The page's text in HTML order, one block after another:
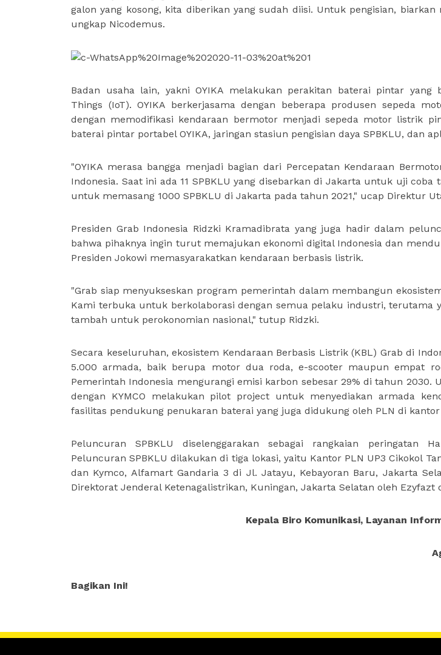
galon yang kosong, kita diberikan yang sudah diisi. Untuk pengisian, biarkan
ungkap Nicodemus.
Badan usaha lain, yakni OYIKA melakukan perakitan baterai pintar yang
Things (IoT). OYIKA berkerjasama dengan beberapa produsen sepeda
dengan memodifikasi kendaraan bermotor menjadi sepeda motor listrik
baterai pintar portabel OYIKA, jaringan stasiun pengisian daya SPBKLU, dan
"OYIKA merasa bangga menjadi bagian dari Percepatan Kendaraan
Indonesia. Saat ini ada 11 SPBKLU yang disebarkan di Jakarta untuk uji coba
untuk memasang 1000 SPBKLU di Jakarta pada tahun 2021," ucap Direktur
Presiden Grab Indonesia Ridzki Kramadibrata yang juga hadir dalam
bahwa pihaknya ingin turut memajukan ekonomi digital Indonesia dan
Presiden Jokowi memasyarakatkan kendaraan berbasis listrik.
"Grab siap menyukseskan program pemerintah dalam membangun
Kami terbuka untuk berkolaborasi dengan semua pelaku industri, terutama
tambah untuk perokonomian nasional," tutup Ridzki.
Secara keseluruhan, ekosistem Kendaraan Berbasis Listrik (KBL) Grab di
5.000 armada, baik berupa motor dua roda, e-scooter maupun empat
Pemerintah Indonesia mengurangi emisi karbon sebesar 29% di tahun 2030.
dengan KYMCO melakukan pilot project untuk menyediakan armada
fasilitas pendukung penukaran baterai yang juga didukung oleh PLN di kantor
Peluncuran SPBKLU diselenggarakan sebagai rangkaian peringatan
Peluncuran SPBKLU dilakukan di tiga lokasi, yaitu Kantor PLN UP3 Cikokol
dan Kymco, Alfamart Gandaria 3 di Jl. Jatayu, Kebayoran Baru, Jakarta
Direktorat Jenderal Ketenagalistrikan, Kuningan, Jakarta Selatan oleh Ezyfazt
Kepala Biro Komunikasi, Layanan
Bagikan Ini!